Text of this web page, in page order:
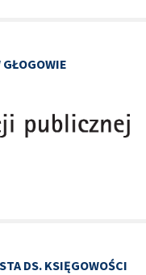
DS. KSIĘGOWOŚCI